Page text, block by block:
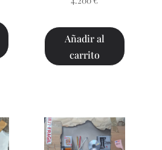
Añadir al
carrito